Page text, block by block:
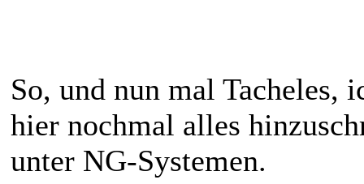
So, und nun mal Tacheles,
hier nochmal alles
unter NG-Systemen.